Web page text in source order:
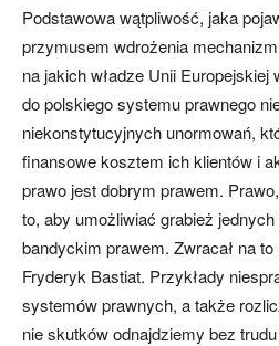
Podstawowa wątpliwość, jaka
przymusem wdrożenia
na jakich władze Unii
do polskiego systemu prawnego
niekonstytucyjnych unormowań,
finansowe kosztem ich klientów i
prawo jest dobrym prawem.
to, aby umożliwiać grabież
bandyckim prawem. Zwracał na
Fryderyk Bastiat. Przykłady
systemów prawnych, a także
nie skutków odnajdziemy bez